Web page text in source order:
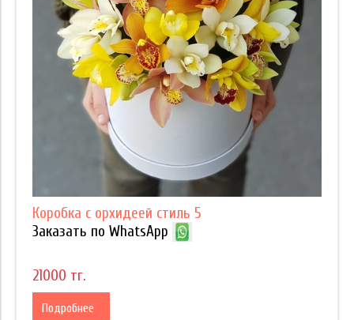
Коробка с орхидеей стиль 5
Заказать по WhatsApp
21000 тг.
Подробнее